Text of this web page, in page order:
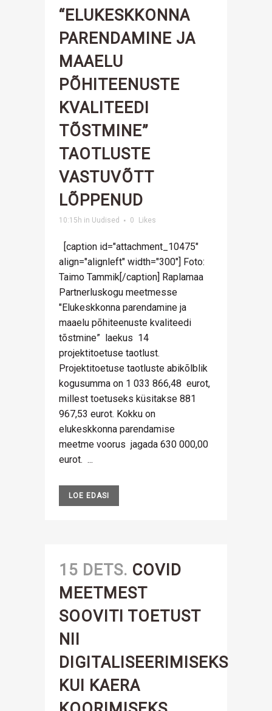
“ELUKESKKONNA
PARENDAMINE JA
MAAELU
PÕHITEENUSTE
KVALITEEDI
TÕSTMINE”
TAOTLUSTE
VASTUVÕTT
LÕPPENUD
10:15h in Uudised 0 Likes
[caption id="attachment_10475"
align="alignleft" width="300"] Foto:
Taimo Tammik[/caption] Raplamaa
Partnerluskogu meetmesse
"Elukeskkonna parendamine ja
maaelu põhiteenuste kvaliteedi
tõstmine” laekus 14
projektitoetuse taotlust.
Projektitoetuse taotluste abikõlblik
kogusumma on 1 033 866,48 eurot,
millest toetuseks küsitakse 881
967,53 eurot. Kokku on
elukeskkonna parendamise
meetme voorus jagada 630 000,00
eurot. ...
LOE EDASI
15 DETS. COVID
MEETMEST
SOOVITI TOETUST
NII
DIGITALISEERIMISEKS
KUI KAERA